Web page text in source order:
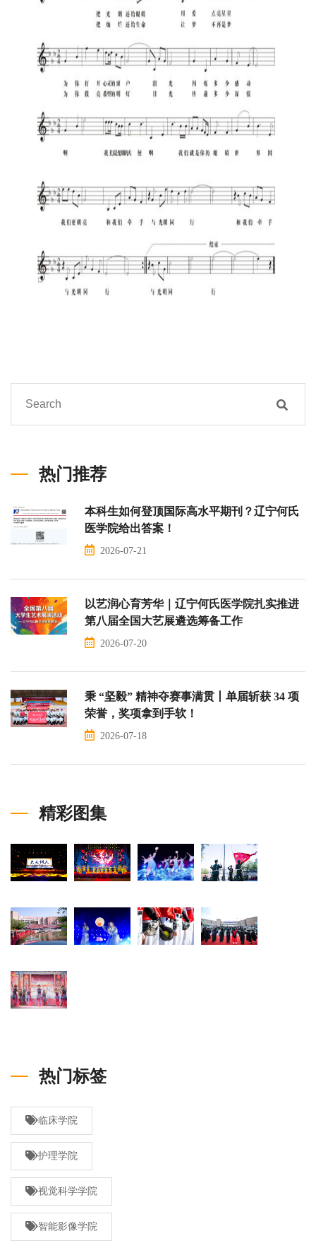
热门推荐
本科生如何登顶国际高水平期刊？辽宁何氏
医学院给出答案！
2026-07-21
以艺润心育芳华｜辽宁何氏医学院扎实推进
第八届全国大艺展遴选筹备工作
2026-07-20
秉 “坚毅” 精神夺赛事满贯丨单届斩获 34 项
荣誉，奖项拿到手软！
2026-07-18
精彩图集
热门标签
临床学院
护理学院
视觉科学学院
智能影像学院